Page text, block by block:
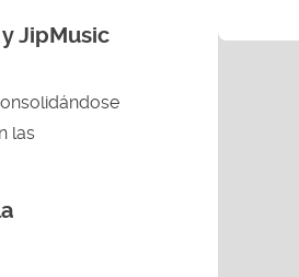
JipMusic
las